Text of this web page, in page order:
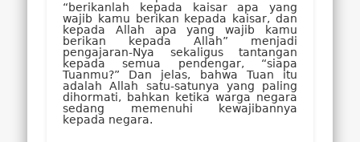
“berikanlah kepada kaisar apa yang
wajib kamu berikan kepada kaisar, dan
kepada Allah apa yang wajib kamu
berikan kepada Allah” menjadi
pengajaran-Nya sekaligus tantangan
kepada semua pendengar, “siapa
Tuanmu?” Dan jelas, bahwa Tuan itu
adalah Allah satu-satunya yang paling
dihormati, bahkan ketika warga negara
sedang memenuhi kewajibannya
kepada negara.